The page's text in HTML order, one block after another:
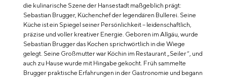
die kulinarische Szene der Hansestadt maßgeblich prägt:
Sebastian Brugger, Küchenchef der legendären Bullerei. Seine
Küche ist ein Spiegel seiner Persönlichkeit – leidenschaftlich,
präzise und voller kreativer Energie. Geboren im Allgäu, wurde
Sebastian Brugger das Kochen sprichwörtlich in die Wiege
gelegt. Seine Großmutter war Köchin im Restaurant „Seiler“, und
auch zu Hause wurde mit Hingabe gekocht. Früh sammelte
Brugger praktische Erfahrungen in der Gastronomie und begann